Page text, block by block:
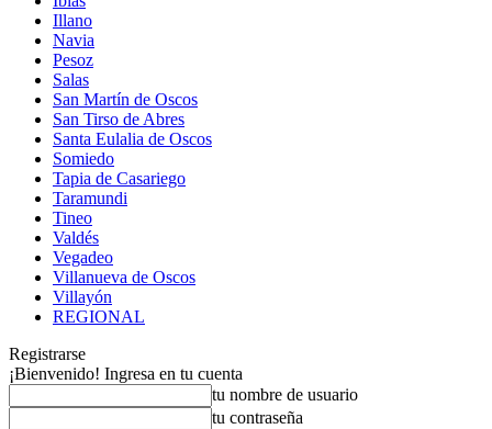
Illano
Navia
Pesoz
Salas
San Martín de Oscos
San Tirso de Abres
Santa Eulalia de Oscos
Somiedo
Tapia de Casariego
Taramundi
Tineo
Valdés
Vegadeo
Villanueva de Oscos
Villayón
REGIONAL
Registrarse
¡Bienvenido! Ingresa en tu cuenta
tu nombre de usuario
tu contraseña